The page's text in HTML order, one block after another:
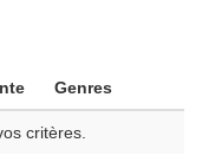
Genres
critères.